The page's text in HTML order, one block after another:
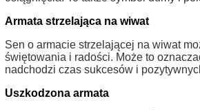
Armata strzelająca na wiwat
Sen o armacie strzelającej na wiwat
świętowania i radości. Może to
nadchodzi czas sukcesów i
Uszkodzona armata